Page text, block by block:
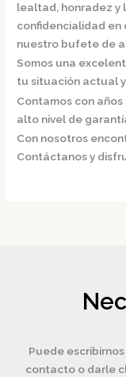
lealtad, honradez y
confidencialidad en
nuestro bufete de
Somos una
tu situación actual
Contamos con
alto nivel de
Con nosotros
Contáctanos y
Puede
contacto o darle